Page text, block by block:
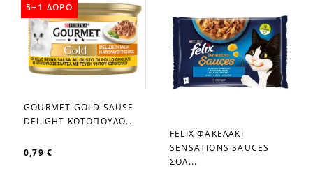
favorite_border
GOURMET GOLD SAUSE
DELIGHT ΚΟΤΟΠΟΥΛΟ...
0,79 €
5+1 ΔΩΡΟ
favorite_border
FELIX ΦΑΚΕΛΑΚΙ
SENSATIONS SAUCES
ΣΟΛ...